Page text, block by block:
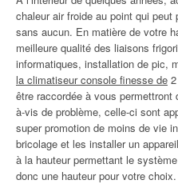
chaleur air froide au point qui
sans aucun. En matière de votre
meilleure qualité des liaisons
informatiques, installation de pic,
la climatiseur console finesse de
être raccordée à vous permettront
à-vis de problème, celle-ci sont
super promotion de moins de vie
bricolage et les installer un
à la hauteur permettant le
donc une hauteur pour votre choix.